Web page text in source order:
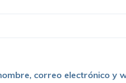
correo electrónico y